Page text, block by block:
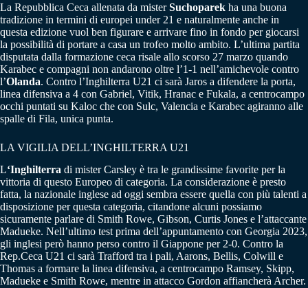
La Repubblica Ceca allenata da misterSuchoparek ha una buona
tradizione in termini di europei under 21 e naturalmente anche in
questa edizione vuol ben figurare e arrivare fino in fondo per giocarsi
la possibilità di portare a casa un trofeo molto ambito. L’ultima partita
disputata dalla formazione ceca risale allo scorso 27 marzo quando
Karabec e compagni non andarono oltre l’1-1 nell’amichevole contro
l’Olanda. Contro l’Inghilterra U21 ci sarà Jaros a difendere la porta,
linea difensiva a 4 con Gabriel, Vitik, Hranac e Fukala, a centrocampo
occhi puntati su Kaloc che con Sulc, Valencia e Karabec agiranno alle
spalle di Fila, unica punta.
LA VIGILIA DELL’INGHILTERRA U21
L‘Inghilterra di mister Carsley è tra le grandissime favorite per la
vittoria di questo Europeo di categoria. La considerazione è presto
fatta, la nazionale inglese ad oggi sembra essere quella con più talenti a
disposizione per questa categoria, citandone alcuni possiamo
sicuramente parlare di Smith Rowe, Gibson, Curtis Jones e l’attaccante
Madueke. Nell’ultimo test prima dell’appuntamento con Georgia 2023,
gli inglesi però hanno perso contro il Giappone per 2-0. Contro la
Rep.Ceca U21 ci sarà Trafford tra i pali, Aarons, Bellis, Colwill e
Thomas a formare la linea difensiva, a centrocampo Ramsey, Skipp,
Madueke e Smith Rowe, mentre in attacco Gordon affiancherà Archer.